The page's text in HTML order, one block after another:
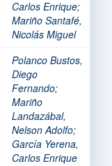
Carlos Enrique;
Mariño Santafé,
Nicolás Miguel
Polanco Bustos,
Diego
Fernando;
Mariño
Landazábal,
Nelson Adolfo;
García Yerena,
Carlos Enrique